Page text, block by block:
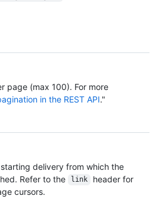
page (max 100). For more
in the REST API."
delivery from which the
Refer to the
link
header for
cursors.